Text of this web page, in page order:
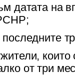
датата на
от три